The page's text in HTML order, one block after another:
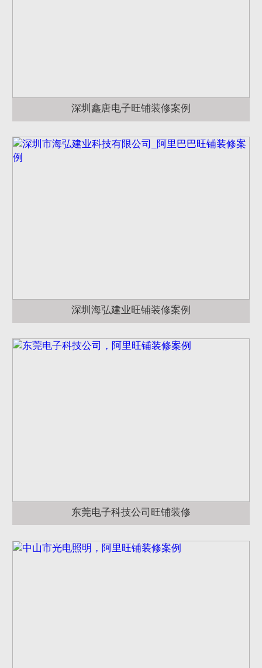
深圳鑫唐电子旺铺装修案例
深圳海弘建业旺铺装修案例
东莞电子科技公司旺铺装修